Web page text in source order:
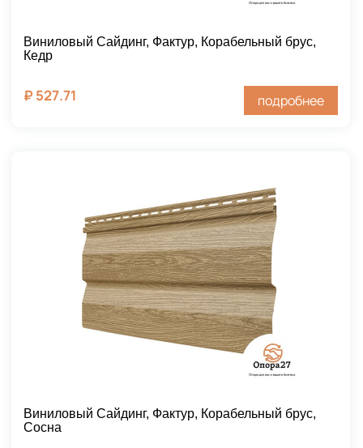
Виниловый Сайдинг, Фактур, Корабельный брус,
Кедр
₽ 527.71 подробнее
Виниловый Сайдинг, Фактур, Корабельный брус,
Сосна